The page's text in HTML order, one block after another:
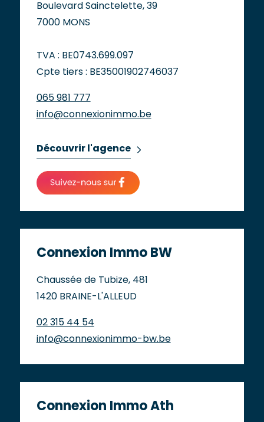
Boulevard Sainctelette, 39
7000 MONS
TVA : BE0743.699.097
Cpte tiers : BE35001902746037
065 981 777
info@connexionimmo.be
Découvrir l'agence
Connexion Immo BW
Chaussée de Tubize, 481
1420 BRAINE-L'ALLEUD
02 315 44 54
info@connexionimmo-bw.be
Connexion Immo Ath